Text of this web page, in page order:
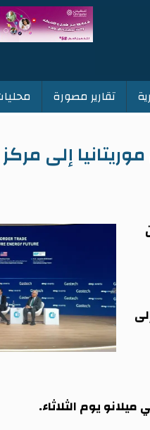
تقارير مصورة
إلى